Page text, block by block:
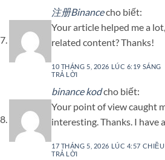
注册Binancecho biết:
Your article helped me a
related content? Thanks!
10 THÁNG 5, 2026 LÚC 6:19 SÁNG
TRẢ LỜI
binance kodcho biết:
Your point of view caught
interesting. Thanks. I have
17 THÁNG 5, 2026 LÚC 4:57 CHIỀU
TRẢ LỜI